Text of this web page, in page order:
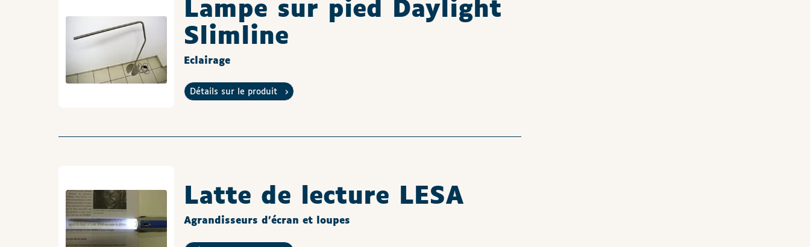
Lampe sur pied Daylight
Slimline
Eclairage
Détails sur le produit
Latte de lecture LESA
Agrandisseurs d'écran et loupes